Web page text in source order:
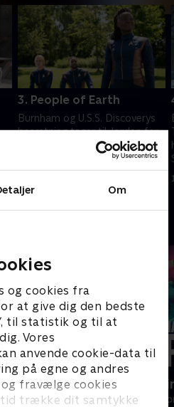
Om
og cookies fra
at give dig den bedste
til statistik og til at
Vores
anvende cookie-data til
på egne og andres
fravælge cookies
trække dit samtykke
3. People of Earth
Burnham og U.S.S. Discoverys
besætning tager til Jorden for
at finde ud af, hvad der skete
med Føderationen i deres
fravær.
Happy
Drama • 1